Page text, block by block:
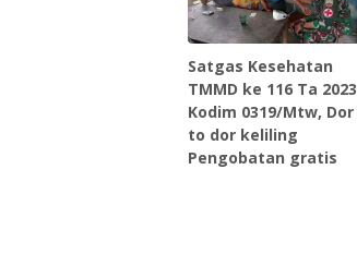
Satgas Kesehatan
TMMD ke 116 Ta 2023
Kodim 0319/Mtw, Dor
to dor keliling
Pengobatan gratis